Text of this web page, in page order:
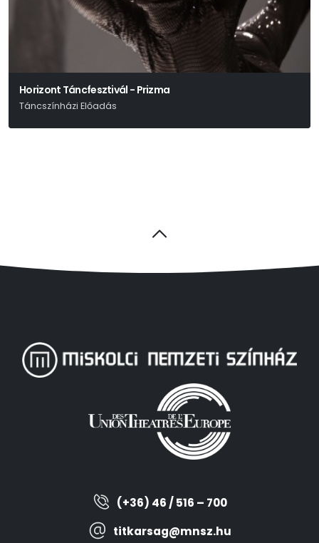
Horizont Táncfesztivál - Prizma
Táncszínházi Előadás
(+36) 46 / 516 – 700
titkarsag@mnsz.hu